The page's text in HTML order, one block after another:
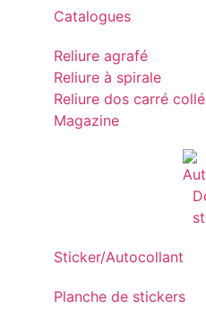
Catalogues
Reliure agrafé
Reliure à spirale
Reliure dos carré collé
Magazine
Sticker/Autocollant
Planche de stickers